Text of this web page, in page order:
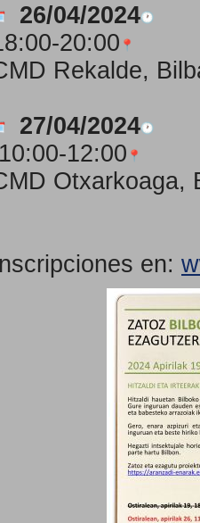
26/04/2024
20:00
Rekalde,
27/04/2024
10:00-12:00
Otxarkoaga,
en: